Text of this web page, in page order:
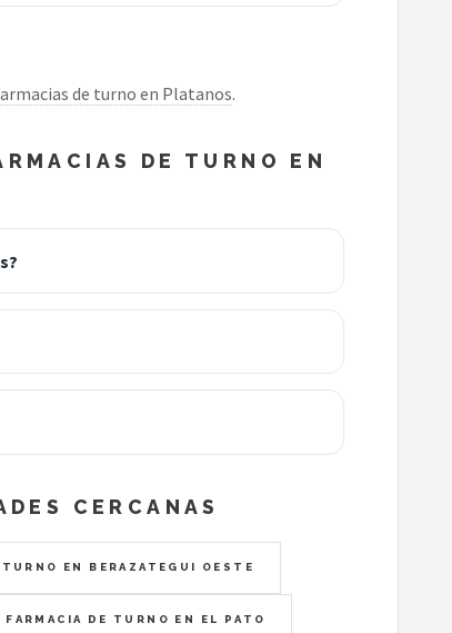
de turno en Platanos.
DE TURNO EN
CERCANAS
TURNO EN BERAZATEGUI OESTE
FARMACIA DE TURNO EN EL PATO